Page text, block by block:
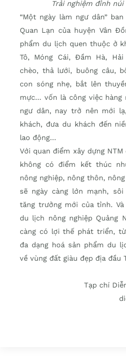
Trải nghiệm đỉnh
“Một ngày làm ngư dân”
Quan Lạn của huyện Vân
phẩm du lịch quen thuộc ở
Tô, Móng Cái, Đầm Hà,
chèo, thả lưới, buông câu,
con sóng nhẹ, bắt lên
mực… vốn là công việc hàng
ngư dân, nay trở nên mới
khách, đưa du khách đến
lao động…
Với quan điểm xây dựng
không có điểm kết thúc
nông nghiệp, nông thôn,
sẽ ngày càng lớn mạnh,
tăng trưởng mới của tỉnh.
du lịch nông nghiệp Quảng
càng có lợi thế phát triển,
đa dạng hoá sản phẩm du
về vùng đất giàu đẹp địa đầu
Tạp chí